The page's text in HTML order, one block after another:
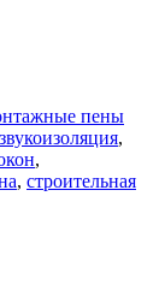
пены
звукоизоляция,
,
, строительная